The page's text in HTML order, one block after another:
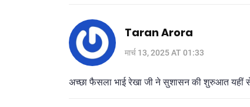
Taran Arora
मार्च 13, 2025 AT 01:33
अच्छा फैसला भाई रेखा जी ने सुशासन की शुरुआत